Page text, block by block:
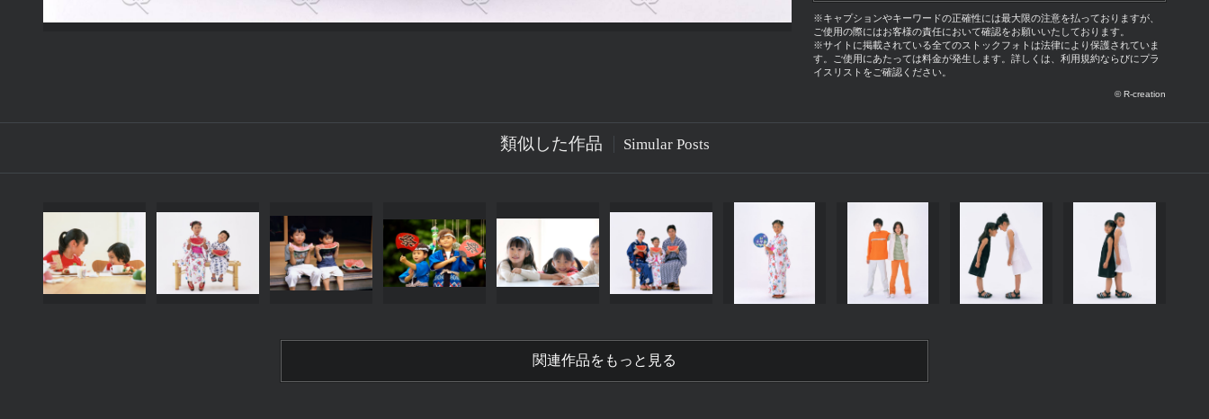
※キャプションやキーワードの正確性には最大限の注意を払っておりますが、
ご使用の際にはお客様の責任において確認をお願いいたしております。
※サイトに掲載されている全てのストックフォトは法律により保護されていま
す。ご使用にあたっては料金が発生します。詳しくは、利用規約ならびにプラ
イスリストをご確認ください。
© R-creation
類似した作品 Simular Posts
関連作品をもっと見る